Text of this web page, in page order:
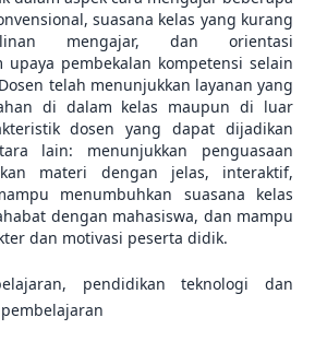
suasana kelas yang kurang
mengajar, dan orientasi
upaya pembekalan kompetensi selain
telah menunjukkan layanan yang
di dalam kelas maupun di luar
dosen yang dapat dijadikan
lain: menunjukkan penguasaan
materi dengan jelas, interaktif,
menumbuhkan suasana kelas
dengan mahasiswa, dan mampu
dan motivasi peserta didik.
pendidikan teknologi dan